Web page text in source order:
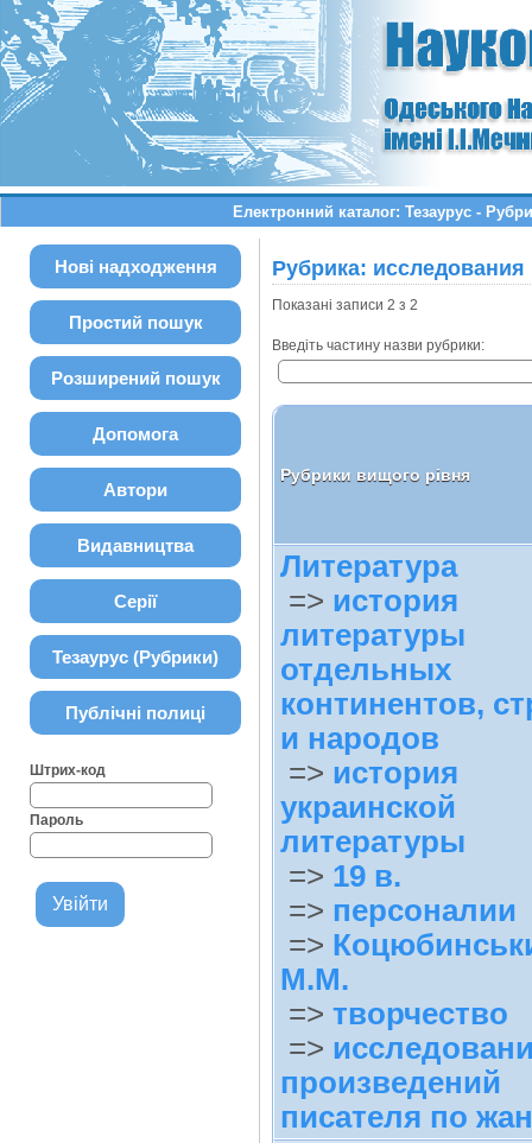
Електронний каталог: Тезаурус -
Нові надходження
Простий пошук
Розширений пошук
Допомога
Автори
Видавництва
Серії
Тезаурус (Рубрики)
Публічні полиці
Штрих-код
Пароль
Рубрика:
Показані записи 2 з 2
Введіть частину назви рубрики:
Рубрики вищого рівня
Литература
=> история
литературы
отдельных
континентов,
и народов
=> история
украинской
литературы
=> 19 в.
=> персоналии
=>
М.М.
=> творчество
=>
произведений
писателя по